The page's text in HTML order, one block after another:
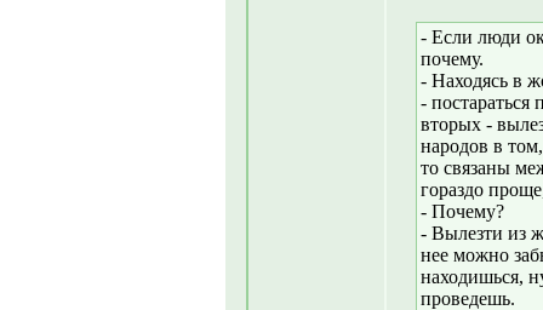
- Если люди
почему.
- Находясь в
-
вторых -
народов в
то связаны
гораздо
- Почему?
- Вылезти из
нее можно
находишься,
проведешь.